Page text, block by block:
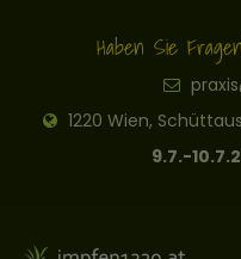
Haben Sie
1220 Wien,
9.7.-